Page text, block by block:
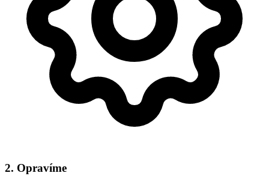
2. Opravíme